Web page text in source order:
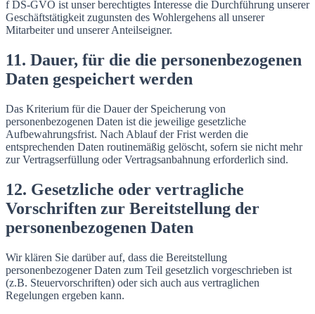
f DS-GVO ist unser berechtigtes Interesse die Durchführung unserer
Geschäftstätigkeit zugunsten des Wohlergehens all unserer
Mitarbeiter und unserer Anteilseigner.
11. Dauer, für die die personenbezogenen
Daten gespeichert werden
Das Kriterium für die Dauer der Speicherung von
personenbezogenen Daten ist die jeweilige gesetzliche
Aufbewahrungsfrist. Nach Ablauf der Frist werden die
entsprechenden Daten routinemäßig gelöscht, sofern sie nicht mehr
zur Vertragserfüllung oder Vertragsanbahnung erforderlich sind.
12. Gesetzliche oder vertragliche
Vorschriften zur Bereitstellung der
personenbezogenen Daten
Wir klären Sie darüber auf, dass die Bereitstellung
personenbezogener Daten zum Teil gesetzlich vorgeschrieben ist
(z.B. Steuervorschriften) oder sich auch aus vertraglichen
Regelungen ergeben kann.